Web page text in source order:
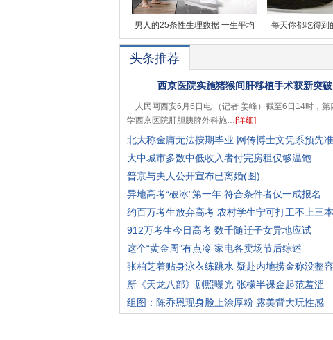
男人的25条性生理数据 一生平均 每天你都吃得到
头条推荐
西京医院实施猪猴间肝移植手术获新突破
人民网西安6月6日电 （记者 姜峰）截至6日14时，第
学西京医院肝胆胰脾外科施…[详细]
北大称金庸无法按期毕业 网传博士文凭系预先准
大中城市多数中低收入者付完房租仅够温饱
普京与夫人公开宣布已离婚(图)
异地高考“破冰”第一年 符合条件者仅一成报名
约百万考生放弃高考 农村学生宁可打工不上三本
912万考生今日高考 数千随迁子女异地应试
这个“黄金周”有点冷 家电各卖场节后综述
张柏芝着贴身泳衣练跳水 疑赴内地捞金称没整容
新《天龙八部》剧照曝光 张檬半裸金起范羞涩
组图：陈乔恩现身脸上涂厚粉 露美背大玩性感